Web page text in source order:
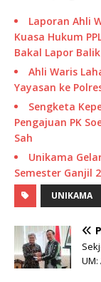
Laporan Ahli
Kuasa Hukum
Bakal Lapor Balik
Ahli Waris
Yayasan ke
Sengketa
Pengajuan PK
Sah
Unikama
Semester Ganjil
UNIKAMA